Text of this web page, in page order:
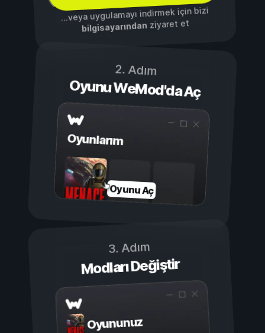
...veya uygulamayı indirmek için bizi
bilgisayarından ziyaret et
2. Adım
Oyunu WeMod'da Aç
Oyunlarım
Oyunu Aç
3. Adım
Modları Değiştir
Oyununuz